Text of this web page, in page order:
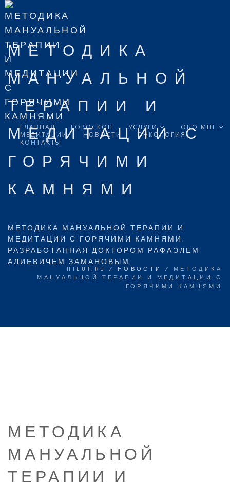
ГЛАВНАЯ ГОРОСКОП УСЛУГИ
ОБО МНЕ
МЕДИТАЦИИ
НОВОСТИ
ОНКОЛОГИЯ
КОНТАКТЫ
МЕТОДИКА
МАНУАЛЬНОЙ
ТЕРАПИИ И
МЕДИТАЦИИ С
ГОРЯЧИМИ
КАМНЯМИ
МЕТОДИКА МАНУАЛЬНОЙ ТЕРАПИИ И
МЕДИТАЦИИ С ГОРЯЧИМИ КАМНЯМИ,
РАЗРАБОТАННАЯ ДОКТОРОМ РАФАЭЛЕМ
АЛИЕВИЧЕМ ЗАМАНОВЫМ.
HILOT.RU / НОВОСТИ / МЕТОДИКА
МАНУАЛЬНОЙ ТЕРАПИИ И МЕДИТАЦИИ С
ГОРЯЧИМИ КАМНЯМИ
МЕТОДИКА
МАНУАЛЬНОЙ
ТЕРАПИИ И